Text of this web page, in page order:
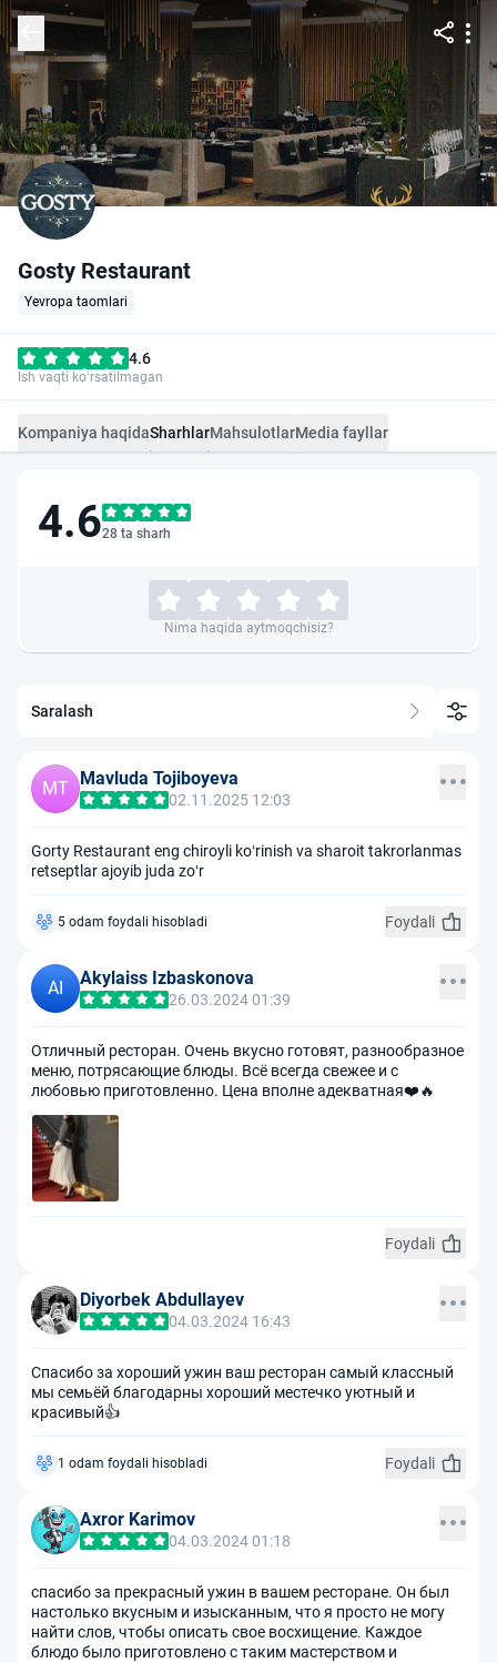
Gosty Restaurant
Yevropa taomlari
4.6
Ish vaqti ko‘rsatilmagan
Kompaniya haqidaSharhlarMahsulotlarMedia fayllar
4.628 ta sharh
Nima haqida aytmoqchisiz?
Saralash
MT Mavluda Tojiboyeva
02.11.2025 12:03
Gorty Restaurant eng chiroyli koʻrinish va sharoit takrorlanmas
retseptlar ajoyib juda zoʻr
Foydali
5 odam foydali hisobladi
AI Akylaiss Izbaskonova
26.03.2024 01:39
Отличный ресторан. Очень вкусно готовят, разнообразное
меню, потрясающие блюды. Всё всегда свежее и с
любовью приготовленно. Цена вполне адекватная❤️🔥
Foydali
Diyorbek Abdullayev
04.03.2024 16:43
Спасибо за хороший ужин ваш ресторан самый классный
мы семьёй благодарны хороший местечко уютный и
красивый👍
Foydali
1 odam foydali hisobladi
Axror Karimov
04.03.2024 01:18
спасибо за прекрасный ужин в вашем ресторане. Он был
настолько вкусным и изысканным, что я просто не могу
найти слов, чтобы описать свое восхищение. Каждое
блюдо было приготовлено с таким мастерством и